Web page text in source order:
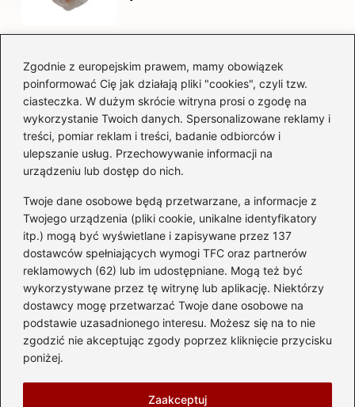
Zgodnie z europejskim prawem, mamy obowiązek
poinformować Cię jak działają pliki "cookies", czyli tzw.
ciasteczka. W dużym skrócie witryna prosi o zgodę na
wykorzystanie Twoich danych. Spersonalizowane reklamy i
treści, pomiar reklam i treści, badanie odbiorców i
ulepszanie usług. Przechowywanie informacji na
urządzeniu lub dostęp do nich.
Twoje dane osobowe będą przetwarzane, a informacje z
Twojego urządzenia (pliki cookie, unikalne identyfikatory
itp.) mogą być wyświetlane i zapisywane przez 137
dostawców spełniających wymogi TFC oraz partnerów
reklamowych (62) lub im udostępniane. Mogą też być
wykorzystywane przez tę witrynę lub aplikację. Niektórzy
dostawcy mogę przetwarzać Twoje dane osobowe na
podstawie uzasadnionego interesu. Możesz się na to nie
zgodzić nie akceptując zgody poprzez kliknięcie przycisku
poniżej.
Zaakceptuj
Czy warto kupować
diesla? Przewodnik dla
przyszłych właścicieli
Kategorie
Akumulator(74)
Benzyna i Diesel(87)
Motocykle(49)
Opony(81)
Prawo jazdy(77)
Samochody(238)
Silnik(83)